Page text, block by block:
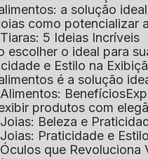
a solução
como potencializar
5 Ideias Incríveis
escolher o ideal para
e Estilo na
é a solução
Benefícios
produtos com
Beleza e
Praticidade e Estilo
que Revoluciona